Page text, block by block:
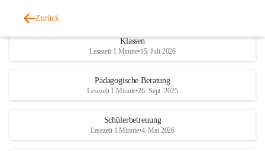
Zurück
Klassen
Lesezeit 1 Minute•15. Juli 2026
Pädagogische Beratung
Lesezeit 1 Minute•26. Sept. 2025
Schülerbetreuung
Lesezeit 1 Minute•4. Mai 2026